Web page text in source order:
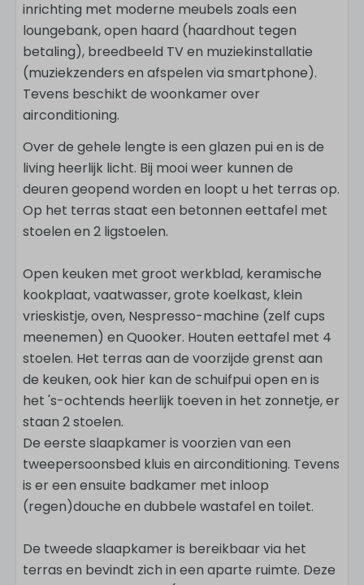
inrichting met moderne meubels zoals een
loungebank, open haard (haardhout tegen
betaling), breedbeeld TV en muziekinstallatie
(muziekzenders en afspelen via smartphone).
Tevens beschikt de woonkamer over
airconditioning.
Over de gehele lengte is een glazen pui en is de
living heerlijk licht. Bij mooi weer kunnen de
deuren geopend worden en loopt u het terras op.
Op het terras staat een betonnen eettafel met
stoelen en 2 ligstoelen.
Open keuken met groot werkblad, keramische
kookplaat, vaatwasser, grote koelkast, klein
vrieskistje, oven, Nespresso-machine (zelf cups
meenemen) en Quooker. Houten eettafel met 4
stoelen. Het terras aan de voorzijde grenst aan
de keuken, ook hier kan de schuifpui open en is
het 's-ochtends heerlijk toeven in het zonnetje, er
staan 2 stoelen.
De eerste slaapkamer is voorzien van een
tweepersoonsbed kluis en airconditioning. Tevens
is er een ensuite badkamer met inloop
(regen)douche en dubbele wastafel en toilet.
De tweede slaapkamer is bereikbaar via het
terras en bevindt zich in een aparte ruimte. Deze